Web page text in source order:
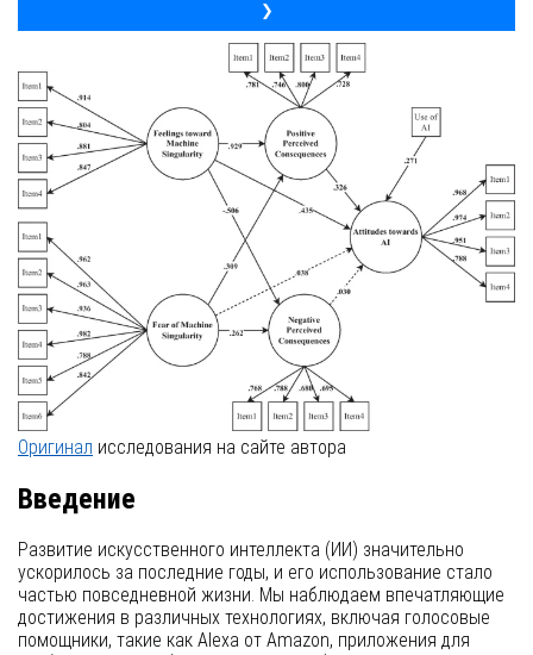
❯
Оригинал исследования на сайте автора
Введение
Развитие искусственного интеллекта (ИИ) значительно
ускорилось за последние годы, и его использование стало
частью повседневной жизни. Мы наблюдаем впечатляющие
достижения в различных технологиях, включая голосовые
помощники, такие как Alexa от Amazon, приложения для